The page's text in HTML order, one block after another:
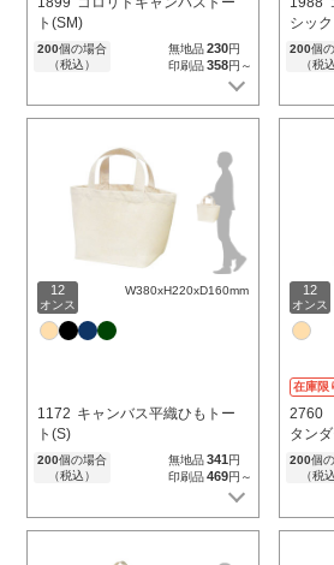
ト(SM)
200個の場合
（税込）
無地品230円
印刷品358円～
シッ
200個
（税
12
オンス
W380xH220xD160mm
1172 キャンバス平織ひもトー
ト(S)
200個の場合
（税込）
無地品341円
印刷品469円～
12
オンス
在庫限
2760
タン
200個
（税